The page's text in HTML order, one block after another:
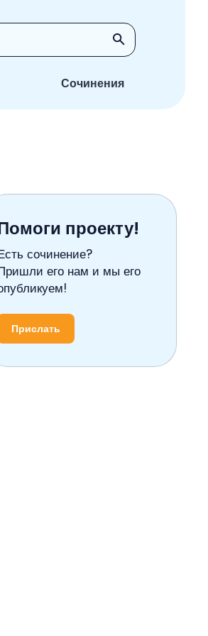
Сочинения
проекту!
сочинение?
его нам и мы его
Прислать